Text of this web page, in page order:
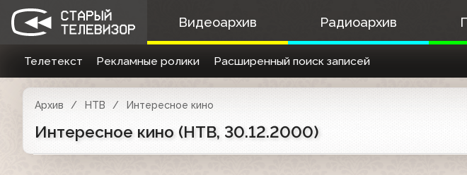
Видеоархив Радиоархив
Телетекст Рекламные ролики Расширенный поиск записей
Архив НТВ Интересное кино
Интересное кино (НТВ, 30.12.2000)